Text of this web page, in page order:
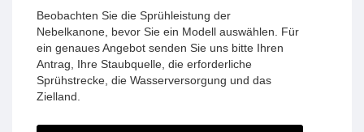
Beobachten Sie die Sprühleistung der
Nebelkanone, bevor Sie ein Modell auswählen. Für
ein genaues Angebot senden Sie uns bitte Ihren
Antrag, Ihre Staubquelle, die erforderliche
Sprühstrecke, die Wasserversorgung und das
Zielland.